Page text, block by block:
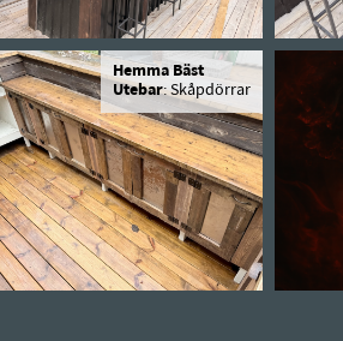
Hemma Bäst
Utebar: Skåpdörrar